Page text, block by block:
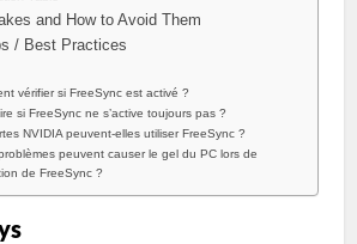
and How to Avoid Them
/ Best Practices
vérifier si FreeSync est activé ?
si FreeSync ne s’active toujours pas ?
NVIDIA peuvent-elles utiliser FreeSync ?
peuvent causer le gel du PC lors de
de FreeSync ?